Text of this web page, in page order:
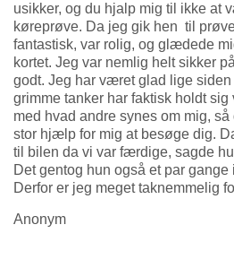
usikker, og du hjalp mig til ikke at
køreprøve. Da jeg gik hen til
fantastisk, var rolig, og glædede
kortet. Jeg var nemlig helt sikker
godt. Jeg har været glad lige
grimme tanker har faktisk holdt
med hvad andre synes om mig,
stor hjælp for mig at besøge dig.
til bilen da vi var færdige, sagde
Det gentog hun også et par
Derfor er jeg meget taknemmelig
Anonym